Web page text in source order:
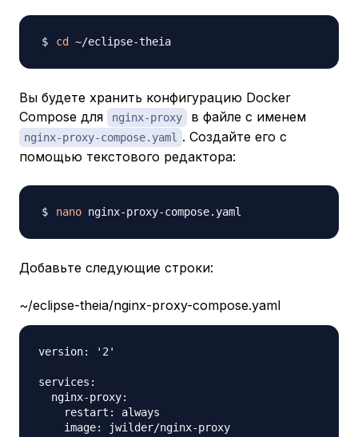
cd
Вы будете хранить конфигурацию Docker
Compose для
nginx-proxy в файле с именем
nginx-proxy-compose.yaml . Создайте его с
помощью текстового редактора:
nano
Добавьте следующие строки:
~/eclipse-theia/nginx-proxy-compose.yaml
version: '2'
services:
  nginx-proxy:
    restart: always
    image: jwilder/nginx-proxy